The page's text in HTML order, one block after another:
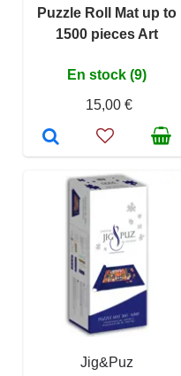
Puzzle Roll Mat up to
1500 pieces Art
En stock (9)
15,00 €
Jig&Puz